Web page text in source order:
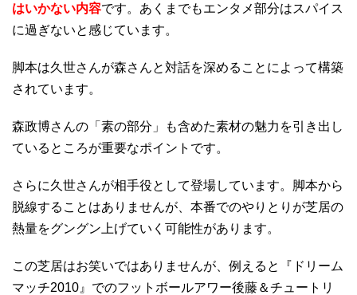
はいかない内容です。あくまでもエンタメ部分はスパイス
に過ぎないと感じています。
脚本は久世さんが森さんと対話を深めることによって構築
されています。
森政博さんの「素の部分」も含めた素材の魅力を引き出し
ているところが重要なポイントです。
さらに久世さんが相手役として登場しています。脚本から
脱線することはありませんが、本番でのやりとりが芝居の
熱量をグングン上げていく可能性があります。
この芝居はお笑いではありませんが、例えると『ドリーム
マッチ2010』でのフットボールアワー後藤＆チュートリ